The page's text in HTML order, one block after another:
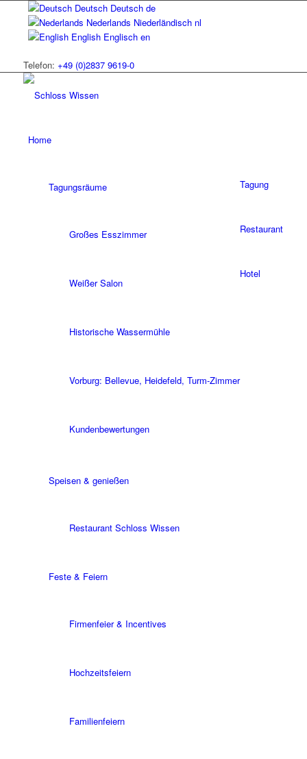
Deutsch Deutsch de
Nederlands Niederländisch nl
English Englisch en
Telefon: +49 (0)2837 9619-0
Home
Tagung
Tagungsräume
Großes Esszimmer
Weißer Salon
Historische Wassermühle
Vorburg: Bellevue, Heidefeld, Turm-Zimmer
Kundenbewertungen
Restaurant
Speisen & genießen
Restaurant Schloss Wissen
Feste & Feiern
Firmenfeier & Incentives
Hochzeitsfeiern
Familienfeiern
Hotel